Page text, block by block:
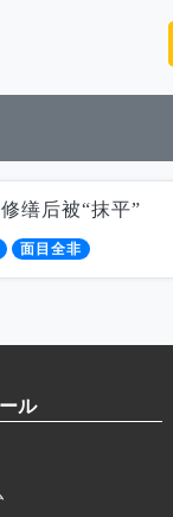
缮后被“抹平”
面目全非
ル